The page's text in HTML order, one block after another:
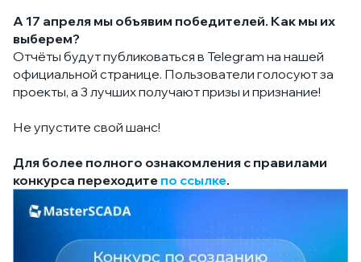
А 17 апреля мы объявим победителей. Как мы их
выберем?
Отчёты будут публиковаться в Telegram на нашей
официальной странице. Пользователи голосуют за
проекты, а 3 лучших получают призы и признание!
Не упустите свой шанс!
Для более полного ознакомления с правилами
конкурса переходите по ссылке.